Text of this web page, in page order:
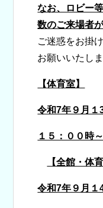
なお、ロビー
数のご来場者
ご迷惑をお掛
お願いいたしま
【体育室】
令和7年９月１
１５：００時
【全館・体
令和7年９月１